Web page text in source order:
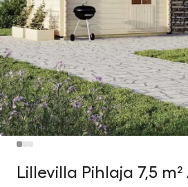
Lillevilla Pihlaja 7,5